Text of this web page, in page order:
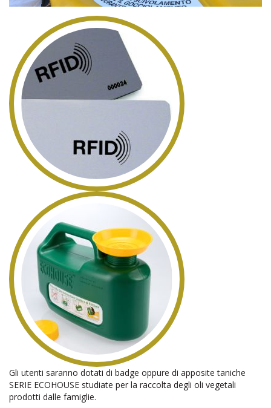
Gli utenti saranno dotati di badge oppure di apposite taniche
SERIE ECOHOUSE studiate per la raccolta degli oli vegetali
prodotti dalle famiglie.